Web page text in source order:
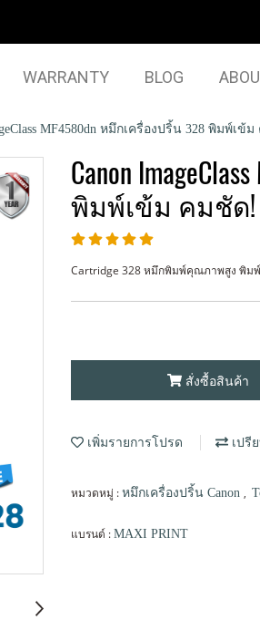
WARRANTY BLOG
MF4580dn หมึกเครื่องปริ้น 328 พิมพ์เข้
Canon
พิมพ์เข้ม คมชัด!
Cartridge 328 หมึกพิมพ์คุณภาพสูง พิมพ์
สั่งซื้อสินค้า
เพิ่มรายการโปรด เปรี
หมวดหมู่ : หมึกเครื่องปริ้น Canon ,
แบรนด์ : MAXI PRINT